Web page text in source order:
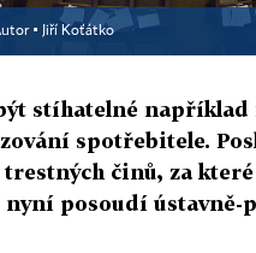
▪ Jiří Koťátko
stíhatelné
spotřebitele.
činů, za
nyní posoudí ústavně-